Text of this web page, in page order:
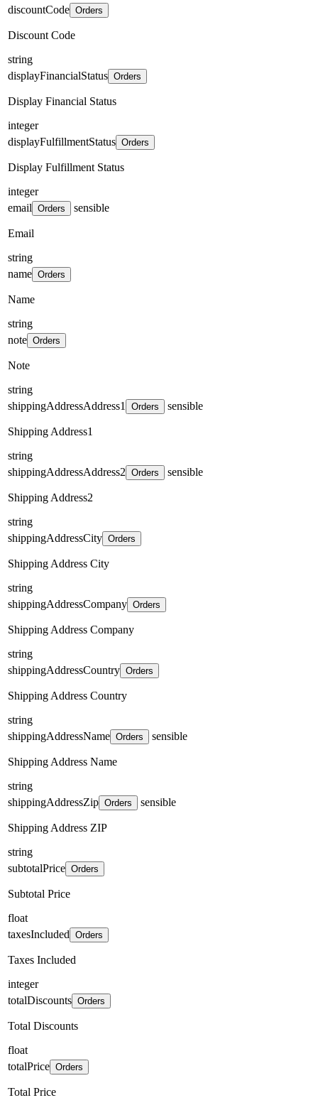
discountCode Orders
Discount Code
string
displayFinancialStatus Orders
Display Financial Status
integer
displayFulfillmentStatus Orders
Display Fulfillment Status
integer
email Orders sensible
Email
string
name Orders
Name
string
note Orders
Note
string
shippingAddressAddress1
Orders sensible
Shipping Address1
string
shippingAddressAddress2 Orders sensible
Shipping Address2
string
shippingAddressCity Orders
Shipping Address City
string
shippingAddressCompany Orders
Shipping Address Company
string
shippingAddressCountry Orders
Shipping Address Country
string
shippingAddressName Orders sensible
Shipping Address Name
string
shippingAddressZip Orders sensible
Shipping Address ZIP
string
subtotalPrice Orders
Subtotal Price
float
taxesIncluded Orders
Taxes Included
integer
totalDiscounts Orders
Total Discounts
float
totalPrice Orders
Total Price